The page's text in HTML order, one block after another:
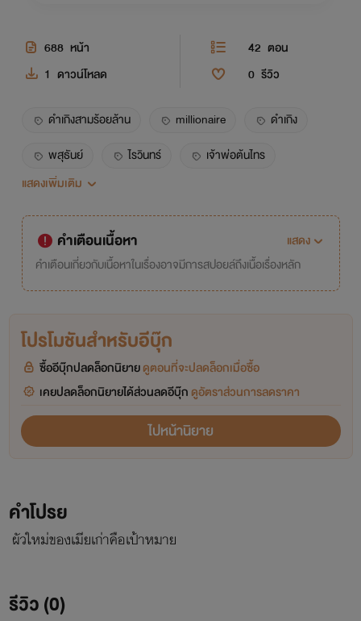
688 หน้า 42 ตอน
1 ดาวน์โหลด 0 รีวิว
ดำเกิงสามร้อยล้าน millionaire
ดำเกิง
พสุธันย์
ไรวินทร์
เจ้าพ่อต้นไทร
นิยายวาย
แสดงเพิ่มเติม
คำเตือนเนื้อหา
แสดง
คำเตือนเกี่ยวกับเนื้อหาในเรื่องอาจมีการสปอยล์ถึงเนื้อเรื่องหลัก
โปรโมชันสำหรับอีบุ๊ก
ซื้ออีบุ๊กปลดล็อกนิยายดูตอนที่จะปลดล็อกเมื่อซื้อ
เคยปลดล็อกนิยายได้ส่วนลดอีบุ๊ก ดูอัตราส่วนการลดราคา
ไปหน้านิยาย
คำโปรย
ผัวใหม่ของเมียเก่าคือเป้าหมาย
รีวิว (0)